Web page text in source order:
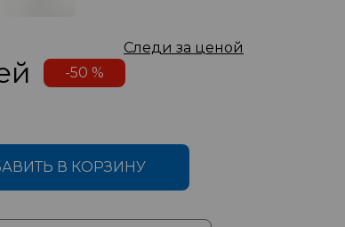
Следи за ценой
-50 %
В КОРЗИНУ